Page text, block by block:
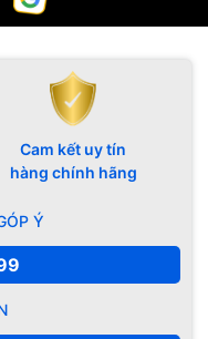
Cam kết uy tín
hàng chính hãng
Ý